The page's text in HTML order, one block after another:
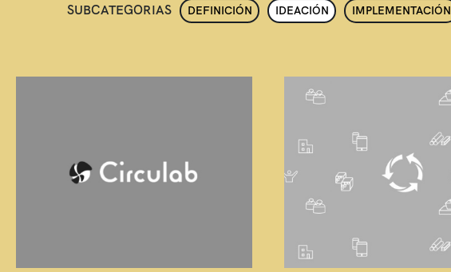
SUBCATEGORIAS DEFINICIÓN IDEACIÓN IMPLEMENTACIÓN